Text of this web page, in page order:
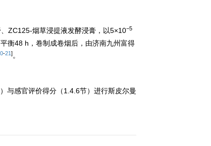
ZC125-烟草浸提液发酵浸膏，以5×10−5
衡48 h，卷制成卷烟后，由济南九州富得
-21]。
与感官评价得分（1.4.6节）进行斯皮尔曼